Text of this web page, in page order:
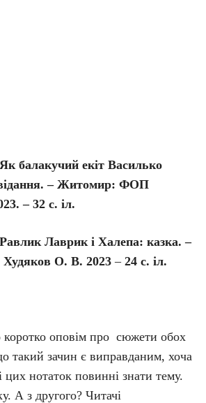
балакучий екіт Василько
– Житомир: ФОП
– 32 с. іл.
Лаврик і Халепа: казка. –
О. В. 2023–24 с. іл.
оповім про сюжети обох
такий зачин є виправданим, хоча
цих нотаток повинні знати тему.
А з другого? Читачі